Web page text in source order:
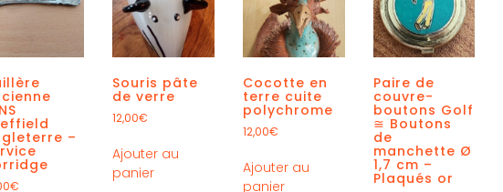
–
€
Souris pâte
de verre
12,00€
Ajouter au
panier
Cocotte en
terre cuite
polychrome
12,00€
Ajouter au
panier
Paire de
couvre-
boutons Golf
≅ Boutons
de
manchette Ø
1,7 cm –
Plaqués or